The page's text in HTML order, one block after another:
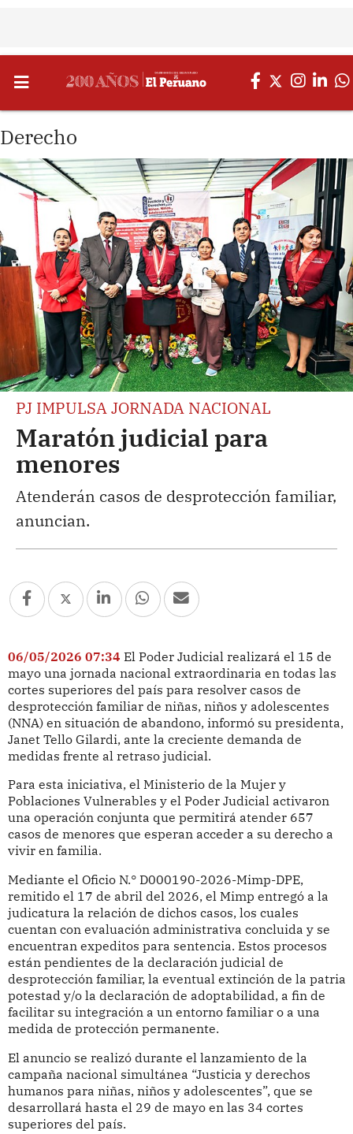
Derecho
PJ IMPULSA JORNADA NACIONAL
Maratón judicial para
menores
Atenderán casos de desprotección familiar,
anuncian.
06/05/2026 07:34 El Poder Judicial realizará el 15 de
mayo una jornada nacional extraordinaria en todas las
cortes superiores del país para resolver casos de
desprotección familiar de niñas, niños y adolescentes
(NNA) en situación de abandono, informó su presidenta,
Janet Tello Gilardi, ante la creciente demanda de
medidas frente al retraso judicial.
Para esta iniciativa, el Ministerio de la Mujer y
Poblaciones Vulnerables y el Poder Judicial activaron
una operación conjunta que permitirá atender 657
casos de menores que esperan acceder a su derecho a
vivir en familia.
Mediante el Oficio N.° D000190-2026-Mimp-DPE,
remitido el 17 de abril del 2026, el Mimp entregó a la
judicatura la relación de dichos casos, los cuales
cuentan con evaluación administrativa concluida y se
encuentran expeditos para sentencia. Estos procesos
están pendientes de la declaración judicial de
desprotección familiar, la eventual extinción de la patria
potestad y/o la declaración de adoptabilidad, a fin de
facilitar su integración a un entorno familiar o a una
medida de protección permanente.
El anuncio se realizó durante el lanzamiento de la
campaña nacional simultánea “Justicia y derechos
humanos para niñas, niños y adolescentes”, que se
desarrollará hasta el 29 de mayo en las 34 cortes
superiores del país.